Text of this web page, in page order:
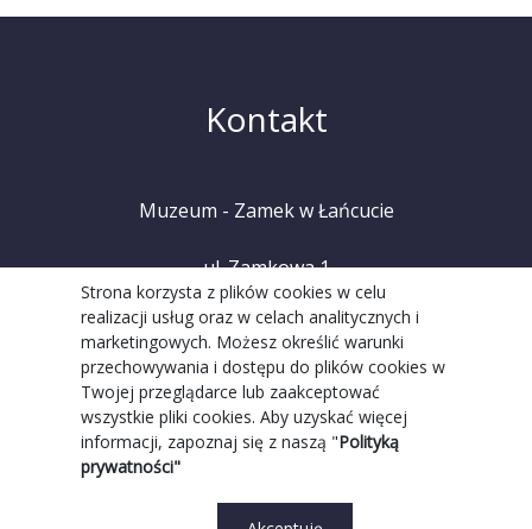
Strona korzysta z plików cookies w celu
realizacji usług oraz w celach analitycznych i
marketingowych. Możesz określić warunki
przechowywania i dostępu do plików cookies w
Twojej przeglądarce lub zaakceptować
wszystkie pliki cookies. Aby uzyskać więcej
informacji, zapoznaj się z naszą "Polityką
prywatności"
Kontakt
Muzeum - Zamek w Łańcucie
ul. Zamkowa 1
37-100 Łańcut
tel. +48 (17) 225 20 08